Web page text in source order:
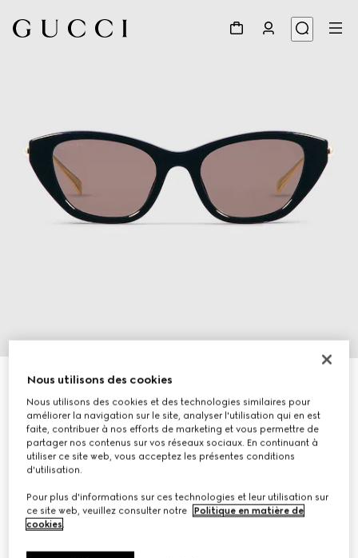
Lunettes de soleil à monture œil-de-chat
€ 450
Déclinaisonsnoir
Nous utilisons des cookies
Nous utilisons des cookies et des technologies similaires pour
améliorer la navigation sur le site, analyser l'utilisation qui en est
faite, contribuer à nos efforts de marketing et vous permettre de
partager nos contenus sur vos réseaux sociaux. En continuant à
utiliser ce site web, vous acceptez les présentes conditions
d'utilisation.
Pour plus d'informations sur ces technologies et leur utilisation sur
ce site web, veuillez consulter notre
Politique en matière de
cookies.